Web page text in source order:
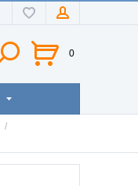
0
/